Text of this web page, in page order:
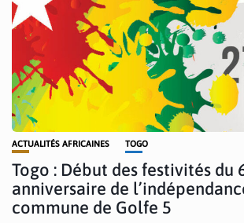
ACTUALITÉS AFRICAINES TOGO
Togo : Début des festivités du
anniversaire de
commune de Golfe 5